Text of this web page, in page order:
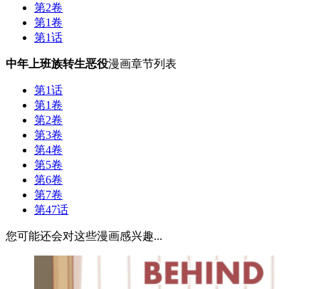
第2卷
第1卷
第1话
中年上班族转生恶役漫画章节列表
第1话
第1卷
第2卷
第3卷
第4卷
第5卷
第6卷
第7卷
第47话
您可能还会对这些漫画感兴趣...